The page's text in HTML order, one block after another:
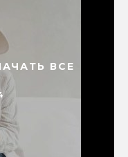
ВСЕ